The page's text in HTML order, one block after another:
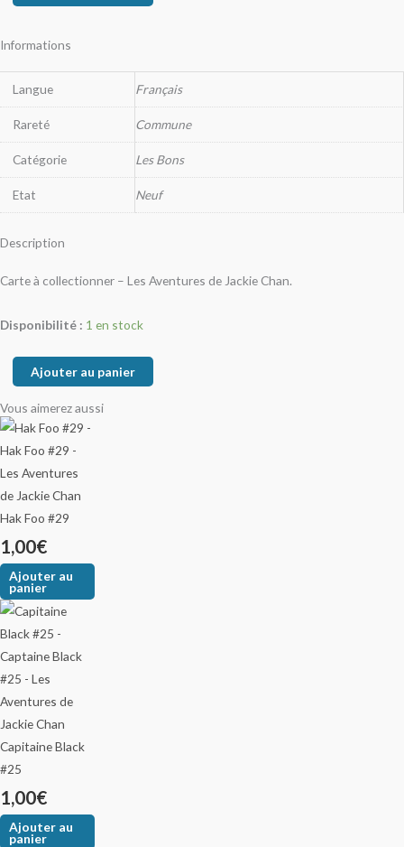
Informations
Langue Français
Rareté Commune
Catégorie Les Bons
Etat Neuf
Description
Carte à collectionner – Les Aventures de Jackie Chan.
Disponibilité : 1 en stock
Ajouter au panier
Vous aimerez aussi
Hak Foo #29
1,00€
Ajouter au
panier
Capitaine Black
#25
1,00€
Ajouter au
panier